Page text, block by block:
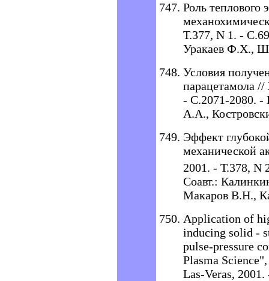
Роль теплового
Т.377, N 1. -
Уракаев Ф.Х.,
Условия
парацетамола
- С.2071-2080. -
А.А.,
Эффект
механической
2001. - Т.378, N
Соавт.:
Макаров В.Н.,
Application of
inducing solid -
pulse-pressure
Plasma
Las-Veras,